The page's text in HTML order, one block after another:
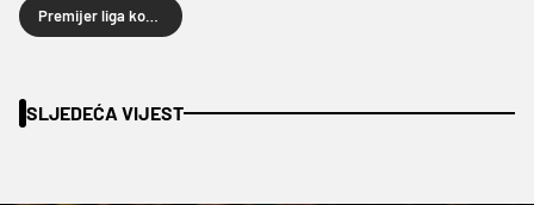
SLJEDEĆA VIJEST